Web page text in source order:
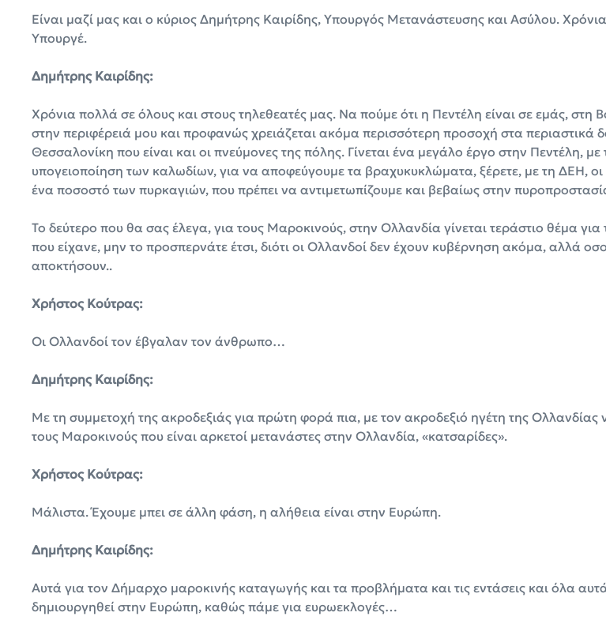
Είναι μαζί μας και ο κύριος Δημήτρης Καιρίδης, Υπουργός Μετανάστευσης και Ασύλου.
Υπουργέ.
Δημήτρης Καιρίδης:
Χρόνια πολλά σε όλους και στους τηλεθεατές μας. Να πούμε ότι η Πεντέλη είναι σε εμάς, στη
στην περιφέρειά μου και προφανώς χρειάζεται ακόμα περισσότερη προσοχή στα περιαστικά
Θεσσαλονίκη που είναι και οι πνεύμονες της πόλης. Γίνεται ένα μεγάλο έργο στην Πεντέλη, με
υπογειοποίηση των καλωδίων, για να αποφεύγουμε τα βραχυκυκλώματα, ξέρετε, με τη ΔΕΗ, οι
ένα ποσοστό των πυρκαγιών, που πρέπει να αντιμετωπίζουμε και βεβαίως στην
Το δεύτερο που θα σας έλεγα, για τους Μαροκινούς, στην Ολλανδία γίνεται τεράστιο θέμα
που είχανε, μην το προσπερνάτε έτσι, διότι οι Ολλανδοί δεν έχουν κυβέρνηση ακόμα, αλλά
αποκτήσουν..
Χρήστος Κούτρας:
Οι Ολλανδοί τον έβγαλαν τον άνθρωπο…
Δημήτρης Καιρίδης:
Με τη συμμετοχή της ακροδεξιάς για πρώτη φορά πια, με τον ακροδεξιό ηγέτη της Ολλανδίας
τους Μαροκινούς που είναι αρκετοί μετανάστες στην Ολλανδία, «κατσαρίδες».
Χρήστος Κούτρας:
Μάλιστα. Έχουμε μπει σε άλλη φάση, η αλήθεια είναι στην Ευρώπη.
Δημήτρης Καιρίδης:
Αυτά για τον Δήμαρχο μαροκινής καταγωγής και τα προβλήματα και τις εντάσεις και όλα
δημιουργηθεί στην Ευρώπη, καθώς πάμε για ευρωεκλογές…